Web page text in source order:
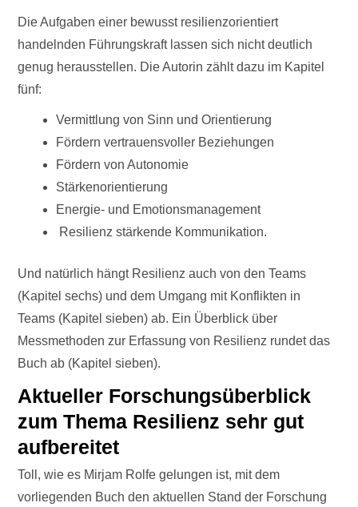
Die Aufgaben einer bewusst resilienzorientiert
handelnden Führungskraft lassen sich nicht deutlich
genug herausstellen. Die Autorin zählt dazu im Kapitel
fünf:
Vermittlung von Sinn und Orientierung
Fördern vertrauensvoller Beziehungen
Fördern von Autonomie
Stärkenorientierung
Energie- und Emotionsmanagement
Resilienz stärkende Kommunikation.
Und natürlich hängt Resilienz auch von den Teams
(Kapitel sechs) und dem Umgang mit Konflikten in
Teams (Kapitel sieben) ab. Ein Überblick über
Messmethoden zur Erfassung von Resilienz rundet das
Buch ab (Kapitel sieben).
Aktueller Forschungsüberblick
zum Thema Resilienz sehr gut
aufbereitet
Toll, wie es Mirjam Rolfe gelungen ist, mit dem
vorliegenden Buch den aktuellen Stand der Forschung